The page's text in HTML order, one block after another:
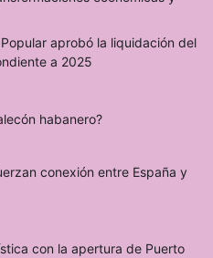
aprobó la liquidación del
a 2025
habanero?
conexión entre España y
con la apertura de Puerto